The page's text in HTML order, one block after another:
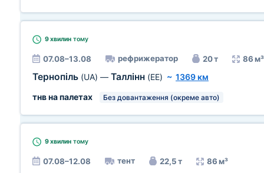
9 хвилин тому
07.08–13.08 рефрижератор 20 т 86 м³
Тернопіль (UA) — Таллінн (EE) ~ 1369 км
тнв на палетах
Без довантаження (окреме авто)
9 хвилин тому
07.08–12.08 тент 22,5 т 86 м³